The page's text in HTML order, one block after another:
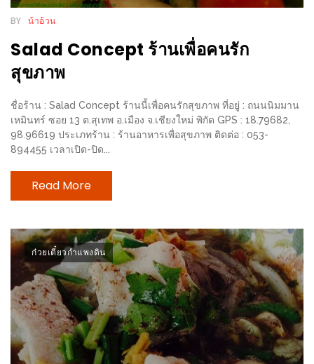
แม่ค้า
ร้าน
ของ
เชียงใหม่
ที่
ไป
ลอง
16
ร้าน
อร่อย
ที่
ต้อง
มา
ลอง
BY น้าอ้วน
Salad Concept ร้านเพื่อคนรัก
สุขภาพ
ชื่อร้าน : Salad Concept ร้านนี้เพื่อคนรักสุขภาพ ที่อยู่ : ถนนนิมมาน
เหมินทร์ ซอย 13 ต.สุเทพ อ.เมือง จ.เชียงใหม่ พิกัด GPS : 18.79682,
98.96619 ประเภทร้าน : ร้านอาหารเพื่อสุขภาพ ติดต่อ : 053-
894455 เวลาเปิด-ปิด...
Read More
ก๋วยเตี๋ยวกำแพงดิน